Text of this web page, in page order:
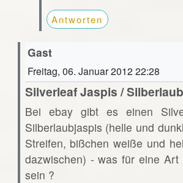
Antworten
Gast
Freitag, 06. Januar 2012 22:28
Silverleaf Jaspis /
Bei ebay gibt es einen
Silberlaubjaspis (helle und
Streifen, bißchen weiße und
dazwischen) - was für eine Art
sein ?